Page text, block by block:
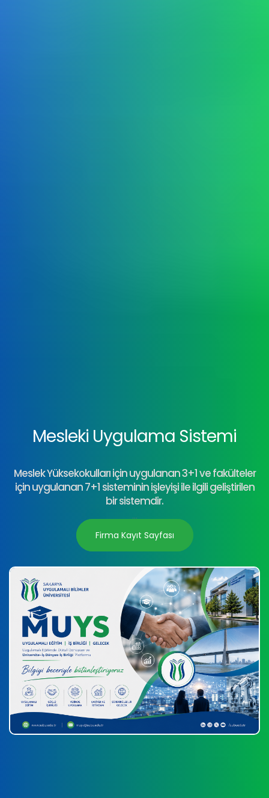
Mesleki Uygulama Sistemi
Meslek Yüksekokulları için uygulanan 3+1 ve fakülteler
için uygulanan 7+1 sisteminin işleyişi ile ilgili geliştirilen
bir sistemdir.
...
Firma Kayıt Sayfası